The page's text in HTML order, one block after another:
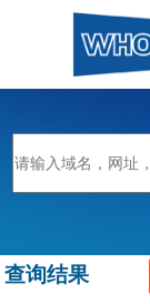
查询结果